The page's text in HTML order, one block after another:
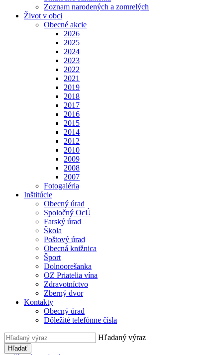
Zoznam narodených a zomrelých
Život v obci
Obecné akcie
2026
2025
2024
2023
2022
2021
2019
2018
2017
2016
2015
2014
2012
2010
2009
2008
2007
Fotogaléria
Inštitúcie
Obecný úrad
Spoločný OcÚ
Farský úrad
Škola
Poštový úrad
Obecná knižnica
Šport
Dolnoorešanka
OZ Priatelia vína
Zdravotníctvo
Zberný dvor
Kontakty
Obecný úrad
Dôležité telefónne čísla
Hľadaný výraz
Hľadať